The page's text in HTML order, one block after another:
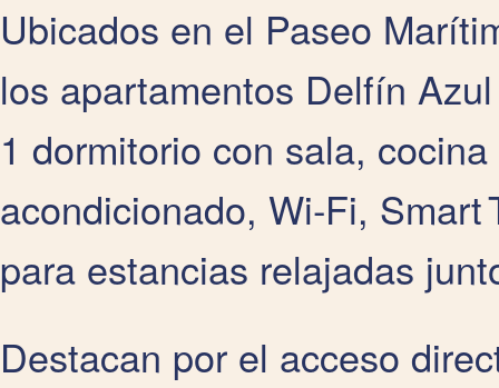
Ubicados en el Paseo
los apartamentos Delfín
1 dormitorio con sala,
acondicionado, Wi‑Fi,
para estancias relajadas
Destacan por el acceso